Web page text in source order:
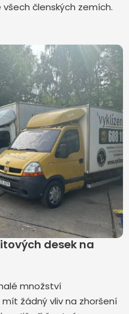
členských zemích.
desek na
množství
žádný vliv na zhoršení